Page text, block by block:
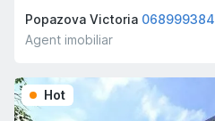
Popazova Victoria 068999384
Agent imobiliar
Hot